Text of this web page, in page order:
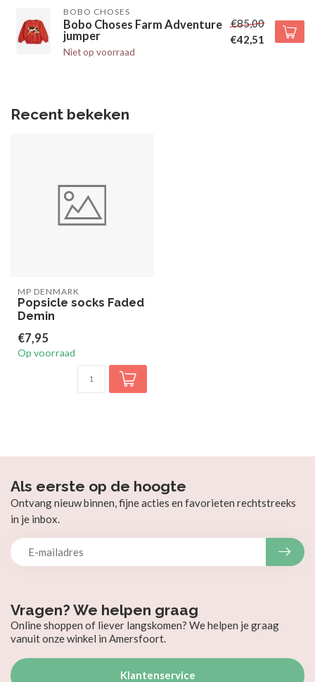
BOBO CHOSES
Bobo Choses Farm Adventure
jumper
Niet op voorraad
€85,00
€42,51
Recent bekeken
MP DENMARK
Popsicle socks Faded
Demin
€7,95
Op voorraad
Vragen? We helpen graag
Online shoppen of liever langskomen? We helpen je graag
vanuit onze winkel in Amersfoort.
Klantenservice
Als eerste op de hoogte
Ontvang nieuw binnen, fijne acties en favorieten rechtstreeks
in je inbox.